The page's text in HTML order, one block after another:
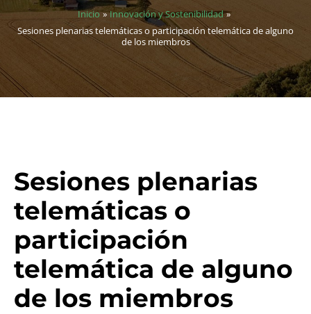
Inicio
Innovación y Sostenibilidad
Sesiones plenarias telemáticas o participación telemática de alguno
de los miembros
Sesiones plenarias
telemáticas o
participación
telemática de alguno
de los miembros